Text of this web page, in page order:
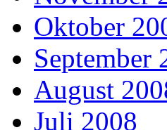
Oktober
September
August
Juli 2008